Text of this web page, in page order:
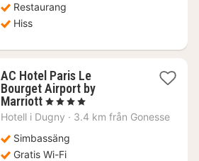
Restaurang
Hiss
AC Hotel Paris Le
Bourget Airport by
Marriott1
natt
från
1374
kr.
, 4 Stjärnor
Hotell i Dugny · 3.4 km från Gonesse
Simbassäng
Gratis Wi-Fi